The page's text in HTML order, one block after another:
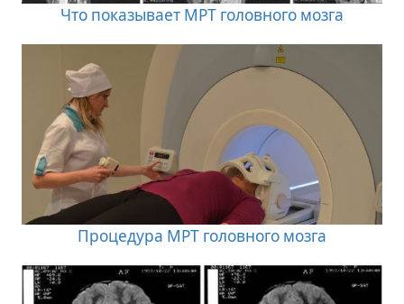
Что показывает МРТ головного мозга
Процедура МРТ головного мозга